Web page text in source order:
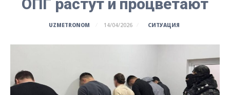
ОПГ растут и процветают
UZMETRONOM 14/04/2026 СИТУАЦИЯ